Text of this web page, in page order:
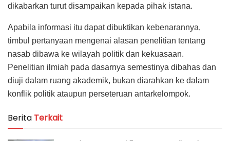
dikabarkan turut disampaikan kepada pihak istana.
Apabila informasi itu dapat dibuktikan kebenarannya,
timbul pertanyaan mengenai alasan penelitian tentang
nasab dibawa ke wilayah politik dan kekuasaan.
Penelitian ilmiah pada dasarnya semestinya dibahas dan
diuji dalam ruang akademik, bukan diarahkan ke dalam
konflik politik ataupun perseteruan antarkelompok.
Berita Terkait